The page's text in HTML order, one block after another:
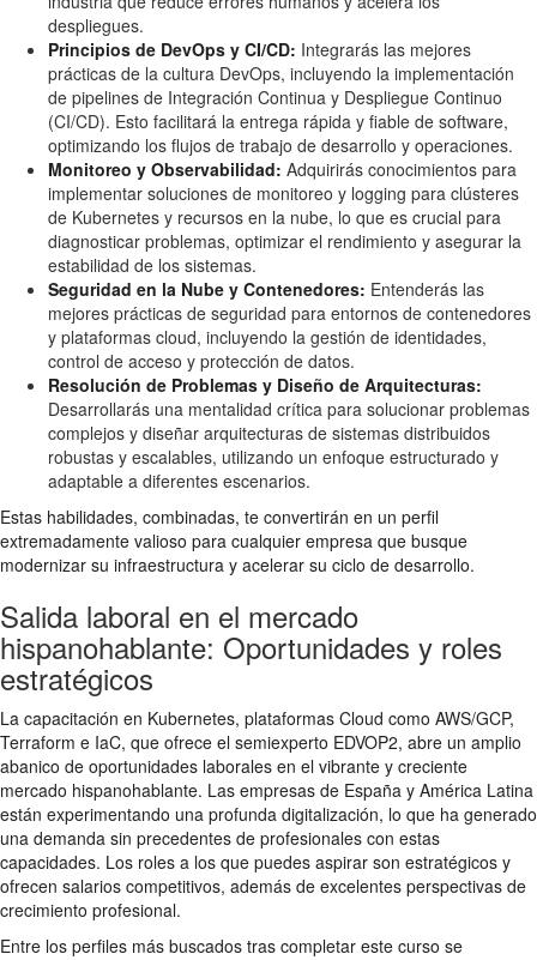
despliegues.
Principios de DevOps y CI/CD: Integrarás las mejores
prácticas de la cultura DevOps, incluyendo la implementación
de pipelines de Integración Continua y Despliegue Continuo
(CI/CD). Esto facilitará la entrega rápida y fiable de software,
optimizando los flujos de trabajo de desarrollo y operaciones.
Monitoreo y Observabilidad: Adquirirás conocimientos para
implementar soluciones de monitoreo y logging para clústeres
de Kubernetes y recursos en la nube, lo que es crucial para
diagnosticar problemas, optimizar el rendimiento y asegurar la
estabilidad de los sistemas.
Seguridad en la Nube y Contenedores: Entenderás las
mejores prácticas de seguridad para entornos de contenedores
y plataformas cloud, incluyendo la gestión de identidades,
control de acceso y protección de datos.
Resolución de Problemas y Diseño de Arquitecturas:
Desarrollarás una mentalidad crítica para solucionar problemas
complejos y diseñar arquitecturas de sistemas distribuidos
robustas y escalables, utilizando un enfoque estructurado y
adaptable a diferentes escenarios.
Estas habilidades, combinadas, te convertirán en un perfil
extremadamente valioso para cualquier empresa que busque
modernizar su infraestructura y acelerar su ciclo de desarrollo.
Salida laboral en el mercado
hispanohablante: Oportunidades y roles
estratégicos
La capacitación en Kubernetes, plataformas Cloud como AWS/GCP,
Terraform e IaC, que ofrece el semiexperto EDVOP2, abre un amplio
abanico de oportunidades laborales en el vibrante y creciente
mercado hispanohablante. Las empresas de España y América Latina
están experimentando una profunda digitalización, lo que ha generado
una demanda sin precedentes de profesionales con estas
capacidades. Los roles a los que puedes aspirar son estratégicos y
ofrecen salarios competitivos, además de excelentes perspectivas de
crecimiento profesional.
Entre los perfiles más buscados tras completar este curso se